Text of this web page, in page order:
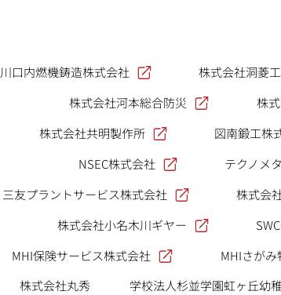
川口内燃機鋳造株式会社 株式会社洞菱
株式会社河本総合防災
株
株式会社共明製作所
図南鍛工株
NSEC株式会社
テクノメ
三友プラントサービス株式会社
株式会
株式会社小名木川ギヤー
MHI保険サービス株式会社
MHIさが
株式会社丸秀
学校法人杉並学園虹ヶ丘幼